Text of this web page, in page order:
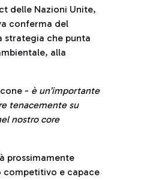
delle Nazioni Unite,
conferma del
strategia che punta
alla
- è un’importante
tenacemente su
nostro core
prossimamente
competitivo e capace